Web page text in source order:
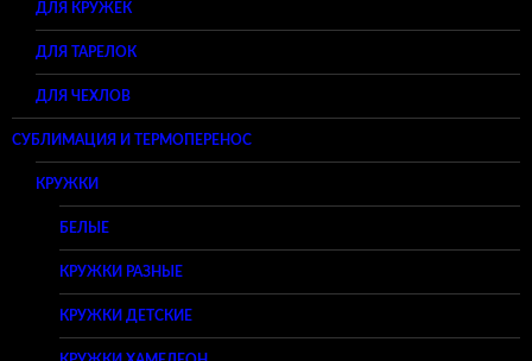
ДЛЯ КРУЖЕК
ДЛЯ ТАРЕЛОК
ДЛЯ ЧЕХЛОВ
СУБЛИМАЦИЯ И ТЕРМОПЕРЕНОС
КРУЖКИ
БЕЛЫЕ
КРУЖКИ РАЗНЫЕ
КРУЖКИ ДЕТСКИЕ